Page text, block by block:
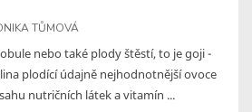
TŮMOVÁ
nebo také plody štěstí, to je goji -
plodící údajně nejhodnotnější ovoce
nutričních látek a vitamín ...